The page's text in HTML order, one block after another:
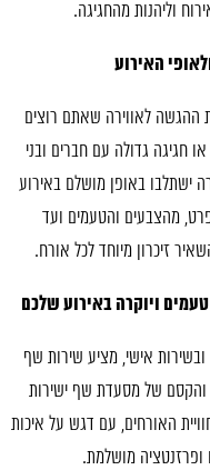
וליהנות מהחגיגה.
האירוע
ההגשה לאווירה שאתם רוצים
חגיגה גדולה עם חברים ובני
ישתלבו באופן מושלם באירוע
פרט, מהצבעים והטעמים ועד
זיכרון מיוחד לכל אורח.
ויוקרה באירוע שלכם
ובשירות אישי, מציע שירות שף
והקסם של מסעדת שף ישירות
האורחים, עם דגש על איכות
מושלמת.